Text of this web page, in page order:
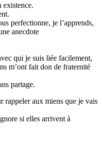
existence.
perfectionne, je l’apprends,
anecdote
qui je suis liée facilement,
m’ont fait don de fraternité
partage.
rappeler aux miens que je vais
si elles arrivent à